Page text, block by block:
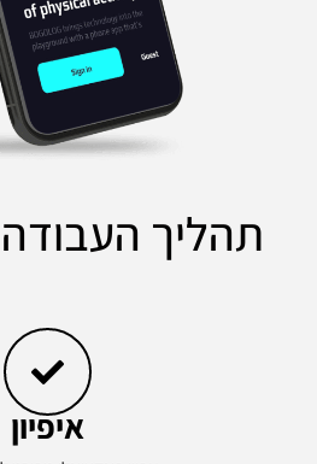
תהליך
איפיון